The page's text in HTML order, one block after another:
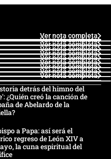
Ver nota completa
Ver nota completa
Ver nota completa
Ver nota completa
Ver nota completa
Ver nota completa
Ver nota completa
Ver nota completa
Ver nota completa
Ver nota completa
detrás del himno del
¿Quién creó la canción de
de Abelardo de la
a Papa: así será el
regreso de León XIV a
la cuna espiritual del